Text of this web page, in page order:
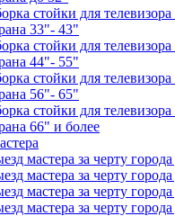
стойки для
33"- 43"
стойки для
44"- 55"
стойки для
56"- 65"
стойки для
66" и более
мастера за черту
мастера за черту
мастера за черту
мастера за черту